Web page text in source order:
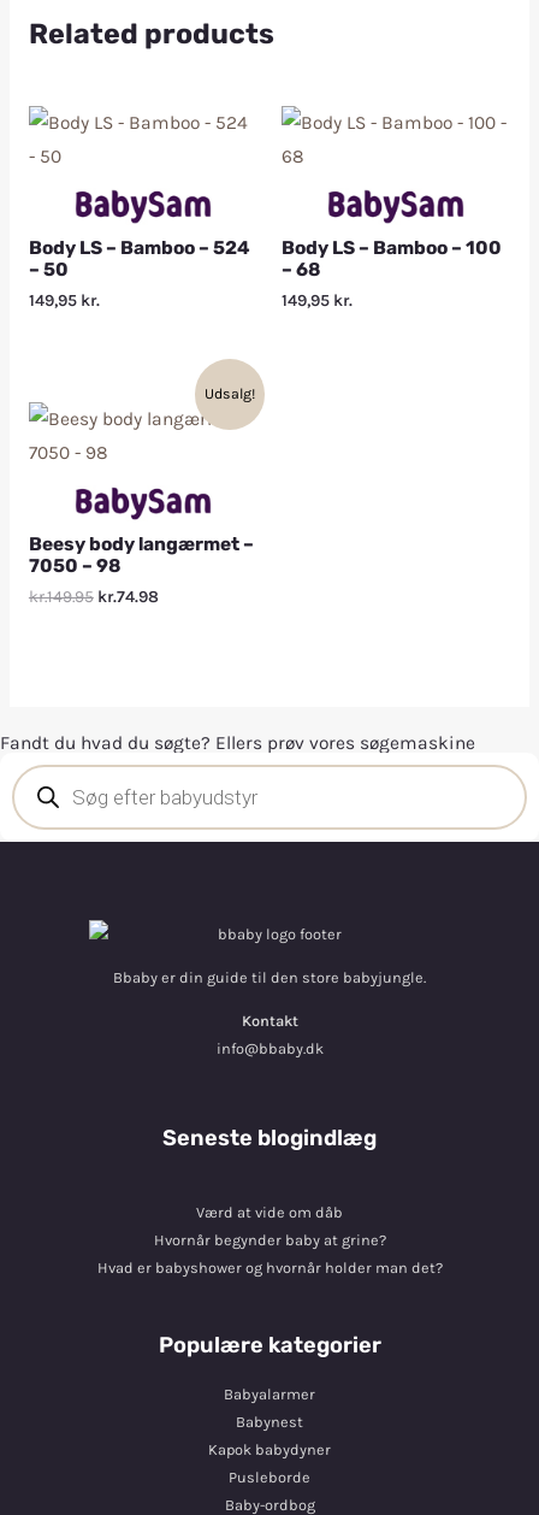
Related products
Body LS – Bamboo – 524
– 50
149,95 kr.
Body LS – Bamboo – 100
– 68
149,95 kr.
Udsalg!
Beesy body langærmet –
7050 – 98
kr.149.95 kr.74.98
Fandt du hvad du søgte? Ellers prøv vores søgemaskine
Bbaby er din guide til den store babyjungle.
Kontakt
info@bbaby.dk
Seneste blogindlæg
Værd at vide om dåb
Hvornår begynder baby at grine?
Hvad er babyshower og hvornår holder man det?
Populære kategorier
Babyalarmer
Babynest
Kapok babydyner
Pusleborde
Baby-ordbog